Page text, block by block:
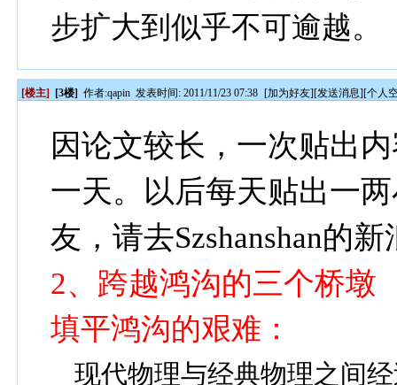
步扩大到似乎不可逾越。
[楼主] [3楼] 作者:qapin 发表时间: 2011/11/23 07:38 [加为好友][发送消息][个人
因论文较长，一次贴出
一天。以后每天贴出一
友，请去Szshanshan的
2、跨越鸿沟的三个桥墩
填平鸿沟的艰难：
现代物理与经典物理之间